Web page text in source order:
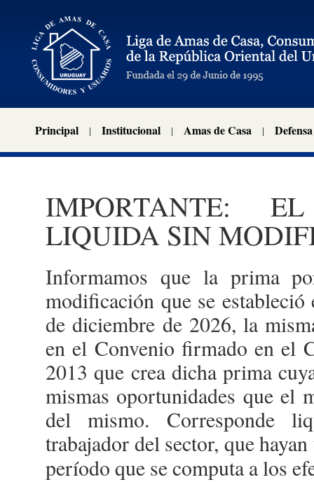
Principal Institucional Amas de Casa
IMPORTANTE:
LIQUIDA SIN
Informamos que la prima
modificación que se
de diciembre de 2026, la
en el Convenio firmado en el
2013 que crea dicha prima
mismas oportunidades que el
del mismo. Corresponde
trabajador del sector, que
período que se computa a los